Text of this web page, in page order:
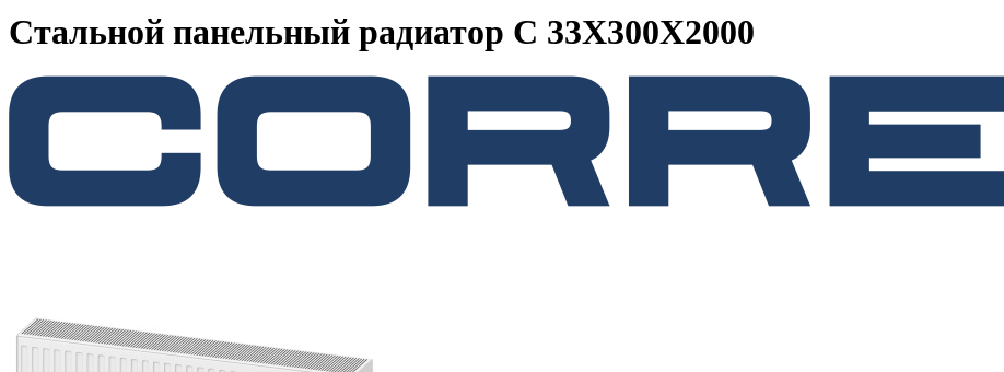
Стальной панельный радиатор C 33Х300Х2000